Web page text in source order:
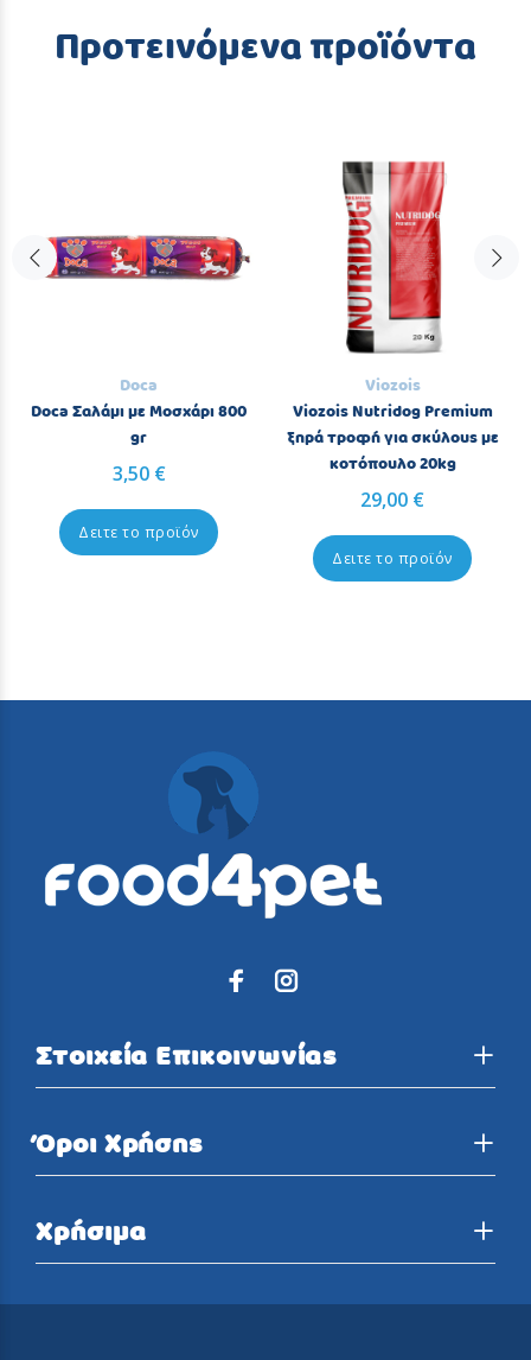
Προτεινόμενα προϊόντα
Doca
Doca Σαλάμι με Μοσχάρι 800
gr
3,50 €
Δειτε το προϊόν
Viozois
Viozois Nutridog Premium
ξηρά τροφή για σκύλους με
κοτόπουλο 20kg
29,00 €
Δειτε το προϊόν
Στοιχεία Επικοινωνίας
Όροι Χρήσης
Χρήσιμα